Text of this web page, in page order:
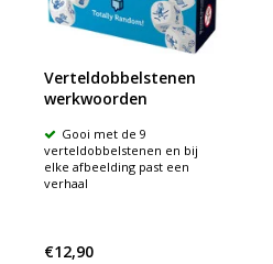
Verteldobbelstenen
werkwoorden
Gooi met de 9
verteldobbelstenen en bij
elke afbeelding past een
verhaal
€12,90